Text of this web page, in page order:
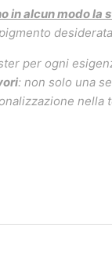
in alcun modo la
per ogni
: non solo una
nella